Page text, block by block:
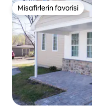
Misafirlerin favorisi
Misafirlerin favorisi